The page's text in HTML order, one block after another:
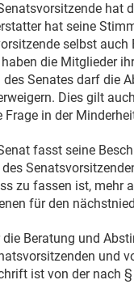
hat
hat seine
selbst auch
haben die Mitglieder
Senates darf die
Dies gilt
Frage in der
fasst seine
zu fassen ist, mehr
für den
die Beratung und
und
ist von der nach